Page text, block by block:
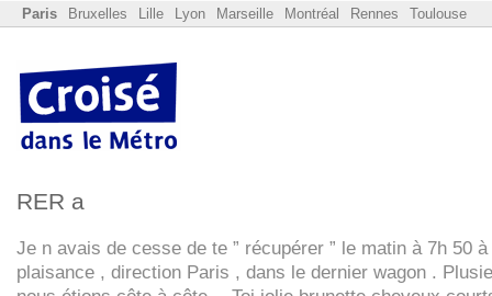
Paris Bruxelles Lille Lyon Marseille Montréal Rennes Toulouse
RER a
Je n avais de cesse de te ” récupérer ” le matin à 7h 50
plaisance , direction Paris , dans le dernier wagon .